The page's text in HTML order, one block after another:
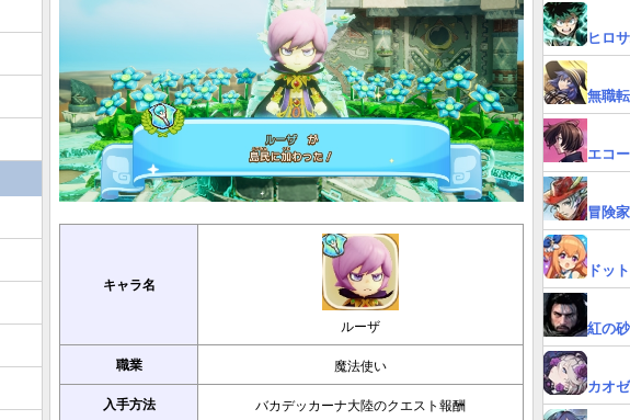
キャラ名
ルーザ
職業 魔法使い
入手方法 バカデッカーナ大陸のクエスト報酬
ヒロ
無職
エコ
冒険
ドッ
紅の
カオ